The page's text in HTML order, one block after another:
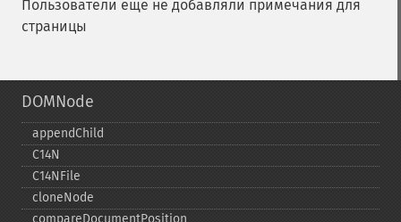
Пользователи ещё не добавляли примечания для
страницы
DOMNode
appendChild
C14N
C14NFile
cloneNode
compareDocumentPosition